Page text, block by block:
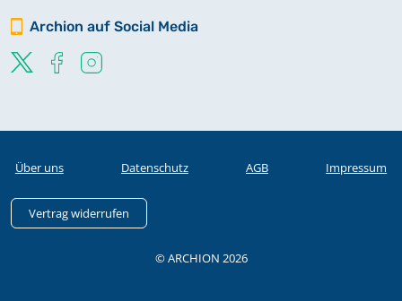
Archion auf Social Media
Über uns Datenschutz AGB Impressum
Vertrag widerrufen
© ARCHION 2026